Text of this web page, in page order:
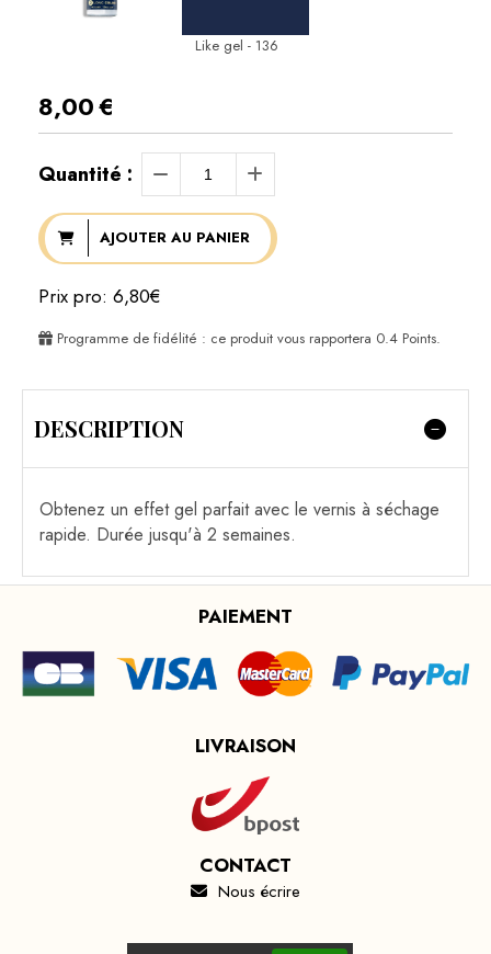
Like gel - 136
8,00€
Quantité :
AJOUTER AU PANIER
Prix pro: 6,80€
Programme de fidélité : ce produit vous rapportera 0.4 Points.
DESCRIPTION
Obtenez un effet gel parfait avec le vernis à séchage
rapide. Durée jusqu'à 2 semaines.
PAIEMENT
LIVRAISON
CONTACT
 Nous écrire